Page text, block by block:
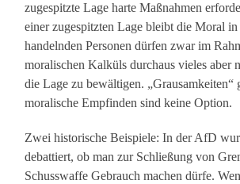
zugespitzte Lage harte Maßnahmen
einer zugespitzten Lage bleibt die Moral
handelnden Personen dürfen zwar im
moralischen Kalküls durchaus vieles aber
die Lage zu bewältigen. „Grausamkeiten“
moralische Empfinden sind keine Option.
Zwei historische Beispiele: In der AfD
debattiert, ob man zur Schließung von
Schusswaffe Gebrauch machen dürfe.